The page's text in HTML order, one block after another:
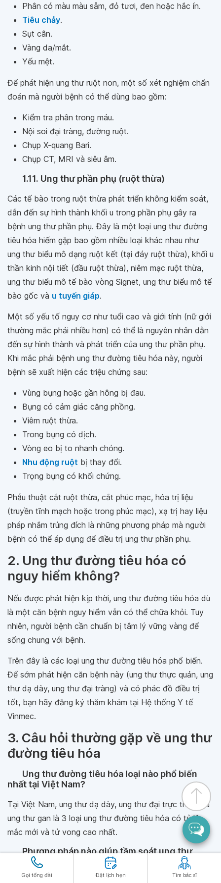
Phân có màu màu sẫm, đỏ tươi, đen hoặc hắc ín.
Tiêu chảy.
Sụt cân.
Vàng da/mắt.
Yếu mệt.
Để phát hiện ung thư ruột non, một số xét nghiệm chẩn
đoán mà người bệnh có thể dùng bao gồm:
Kiểm tra phân trong máu.
Nội soi đại tràng, đường ruột.
Chụp X-quang Bari.
Chụp CT, MRI và siêu âm.
1.11. Ung thư phần phụ (ruột thừa)
Các tế bào trong ruột thừa phát triển không kiểm soát,
dẫn đến sự hình thành khối u trong phần phụ gây ra
bệnh ung thư phần phụ. Đây là một loại ung thư đường
tiêu hóa hiếm gặp bao gồm nhiều loại khác nhau như
ung thư biểu mô dạng ruột kết (tại đáy ruột thừa), khối u
thần kinh nội tiết (đầu ruột thừa), niêm mạc ruột thừa,
ung thư biểu mô tế bào vòng Signet, ung thư biểu mô tế
bào gốc và u tuyến giáp.
Một số yếu tố nguy cơ như tuổi cao và giới tính (nữ giới
thường mắc phải nhiều hơn) có thể là nguyên nhân dẫn
đến sự hình thành và phát triển của ung thư phần phụ.
Khi mắc phải bệnh ung thư đường tiêu hóa này, người
bệnh sẽ xuất hiện các triệu chứng sau:
Vùng bụng hoặc gần hông bị đau.
Bụng có cảm giác căng phồng.
Viêm ruột thừa.
Trong bụng có dịch.
Vòng eo bị to nhanh chóng.
Nhu động ruột bị thay đổi.
Trọng bụng có khối chứng.
Phẫu thuật cắt ruột thừa, cắt phúc mạc, hóa trị liệu
(truyền tĩnh mạch hoặc trong phúc mạc), xạ trị hay liệu
pháp nhắm trúng đích là những phương pháp mà người
bệnh có thể áp dụng để điều trị ung thư phần phụ.
2. Ung thư đường tiêu hóa có
nguy hiểm không?
Nếu được phát hiện kịp thời, ung thư đường tiêu hóa dù
là một căn bệnh nguy hiểm vẫn có thể chữa khỏi. Tuy
nhiên, người bệnh cần chuẩn bị tâm lý vững vàng để
sống chung với bệnh.
Trên đây là các loại ung thư đường tiêu hóa phổ biến.
Để sớm phát hiện căn bệnh này (ung thư thực quản, ung
thư dạ dày, ung thư đại tràng) và có phác đồ điều trị
tốt, bạn hãy đăng ký thăm khám tại Hệ thống Y tế
Vinmec.
3. Câu hỏi thường gặp về ung thư
đường tiêu hóa
Ung thư đường tiêu hóa loại nào phổ biến
nhất tại Việt Nam?
Tại Việt Nam, ung thư dạ dày, ung thư đại trực tràng và
ung thư gan là 3 loại ung thư đường tiêu hóa có tỷ lệ
mắc mới và tử vong cao nhất.
Phương pháp nào giúp tầm soát ung thư
đường tiêu hóa hiệu quả nhất hiện nay?
Gọi tổng đài Đặt lịch hẹn Tìm bác sĩ